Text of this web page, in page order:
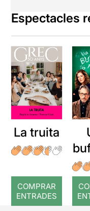
Espectacles
La truita
COMPRAR
ENTRADES
a